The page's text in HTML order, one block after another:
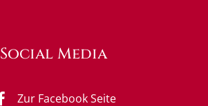
Social Media
Zur Facebook Seite